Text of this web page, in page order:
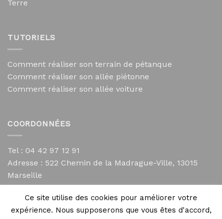
Terre
TUTORIELS
Comment réaliser son terrain de pétanque
Comment réaliser son allée piétonne
Comment réaliser son allée voiture
COORDONNÉES
Tel : 04 42 97 12 91
Adresse : 522 Chemin de la Madrague-Ville, 13015
Marseille
contact@mycailloux.com
Mentions légales
Ce site utilise des cookies pour améliorer votre
expérience. Nous supposerons que vous êtes d'accord,